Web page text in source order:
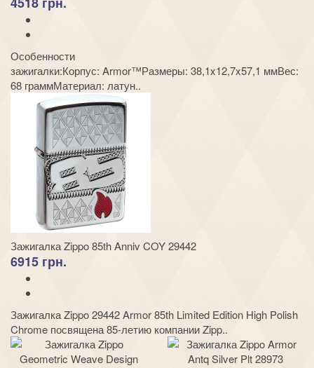
Особенности
зажигалки:Корпус: Armor™Размеры: 38,1x12,7x57,1 ммВес:
68 граммМатериал: латун..
Зажигалка Zippo 85th Anniv COY 29442
6915 грн.
Зажигалка Zippo 29442 Armor 85th Limited Edition High Polish
Chrome посвящена 85-летию компании Zipp..